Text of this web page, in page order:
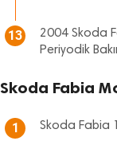
13
2004 Skoda
Periyodik
Skoda Fabia
1 Skoda Fabia